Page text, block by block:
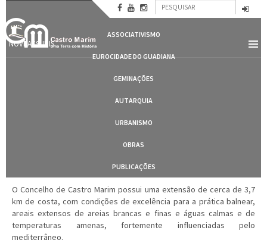
para
conteúdo
Formulário
de
pesquisa
Pesquisar
NOVBAESURIS
CASTRO MARIM
ASSOCIATIVISMO
EUROCIDADE DO GUADIANA
GEMINAÇÕES
AUTARQUIA
URBANISMO
OBRAS
PUBLICAÇÕES
O Concelho de Castro Marim possui uma extensão de cerca de 3,7
km de costa, com condições de excelência para a prática balnear,
areais extensos de areias brancas e finas e águas calmas e de
temperaturas amenas, fortemente influenciadas pelo
mediterrâneo.